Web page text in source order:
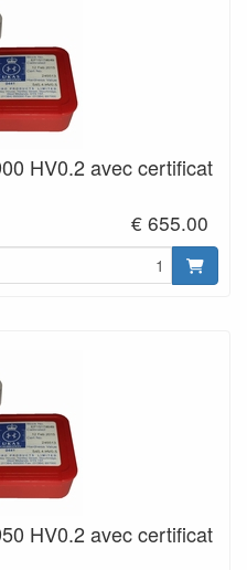
HV0.2 avec certificat
€ 655.00
HV0.2 avec certificat